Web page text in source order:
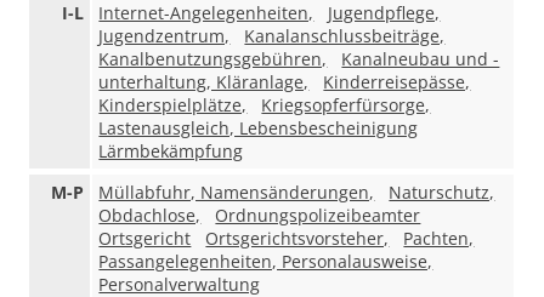
I-L
Internet-Angelegenheiten,
Jugendpflege,
Jugendzentrum,
Kanalanschlussbeiträge,
Kanalbenutzungsgebühren,
Kanalneubau und -
unterhaltung, Kläranlage,
Kinderreisepässe,
Kinderspielplätze,
Kriegsopferfürsorge,
Lastenausgleich, Lebensbescheinigung
Lärmbekämpfung
M-P
Müllabfuhr, Namensänderungen,
Naturschutz,
Obdachlose,
Ordnungspolizeibeamter
Ortsgericht
Ortsgerichtsvorsteher,
Pachten,
Passangelegenheiten, Personalausweise,
Personalverwaltung